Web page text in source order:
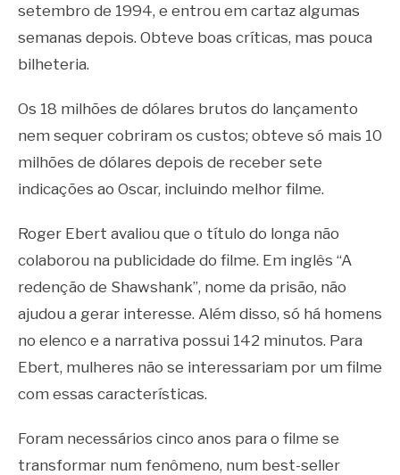
setembro de 1994, e entrou em cartaz algumas
semanas depois. Obteve boas críticas, mas pouca
bilheteria.
Os 18 milhões de dólares brutos do lançamento
nem sequer cobriram os custos; obteve só mais 10
milhões de dólares depois de receber sete
indicações ao Oscar, incluindo melhor filme.
Roger Ebert avaliou que o título do longa não
colaborou na publicidade do filme. Em inglês “A
redenção de Shawshank”, nome da prisão, não
ajudou a gerar interesse. Além disso, só há homens
no elenco e a narrativa possui 142 minutos. Para
Ebert, mulheres não se interessariam por um filme
com essas características.
Foram necessários cinco anos para o filme se
transformar num fenômeno, num best-seller